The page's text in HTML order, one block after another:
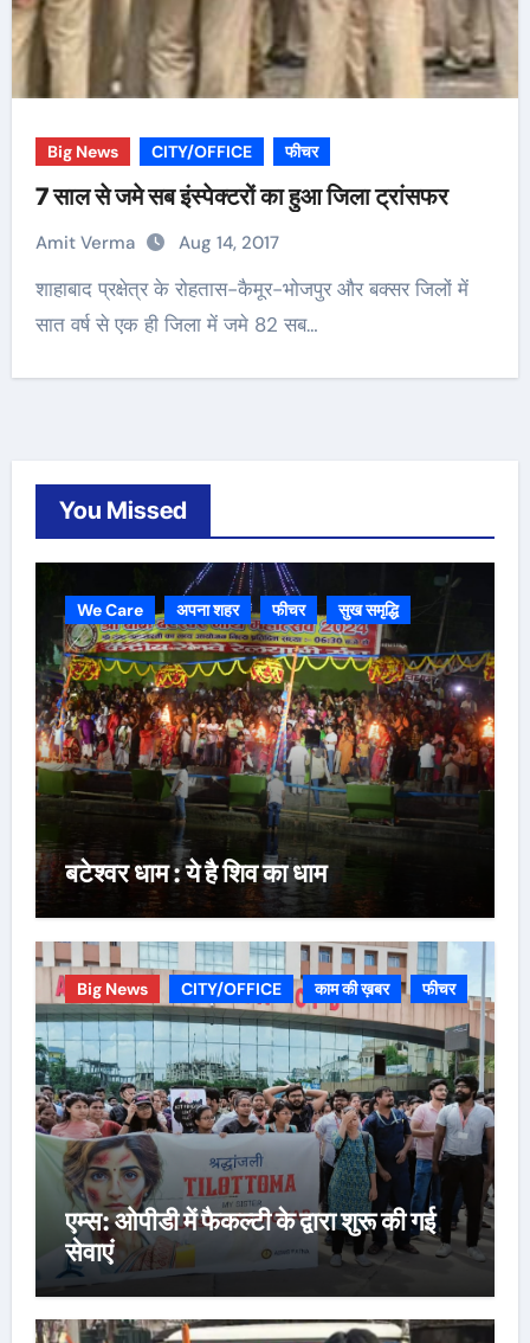
Big News CITY/OFFICE फीचर
7 साल से जमे सब इंस्पेक्टरों का हुआ जिला ट्रांसफर
Amit Verma Aug 14, 2017
शाहाबाद प्रक्षेत्र के रोहतास-कैमूर-भोजपुर और बक्सर जिलों में
सात वर्ष से एक ही जिला में जमे 82 सब…
You Missed
We Care अपना शहर फीचर सुख समृद्धि
बटेश्वर धाम : ये है शिव का धाम
Big News CITY/OFFICE काम की ख़बर फीचर
एम्स: ओपीडी में फैकल्टी के द्वारा शुरू की गई
सेवाएं